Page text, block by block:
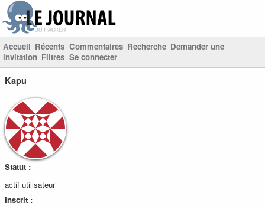
Accueil Récents Commentaires Recherche Demander une
invitation Filtres Se connecter
Kapu
Statut :
actif utilisateur
Inscrit :